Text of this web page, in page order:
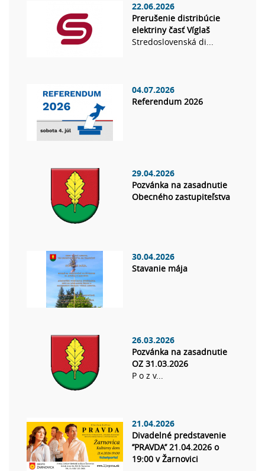
22.06.2026
Prerušenie distribúcie
elektriny časť Víglaš
Stredoslovenská di...
04.07.2026
Referendum 2026
29.04.2026
Pozvánka na zasadnutie
Obecného zastupiteľstva
30.04.2026
Stavanie mája
26.03.2026
Pozvánka na zasadnutie
OZ 31.03.2026
P o z v...
21.04.2026
Divadelné predstavenie
’’PRAVDA’’ 21.04.2026 o
19:00 v Žarnovici